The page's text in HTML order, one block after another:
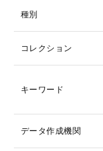
種別
コレクション
キーワード
データ作成機関